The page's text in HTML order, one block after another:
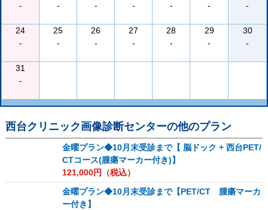
-
-
-
-
-
-
-
24
-
25
-
26
-
27
-
28
-
29
-
30
-
31
-
西台クリニック画像診断センターの他のプラン
金曜プラン◆10月末受診まで【 脳ドック + 西台PET/
CTコース(腫瘍マーカー付き)】
121,000円（税込）
金曜プラン◆10月末受診まで【PET/CT 腫瘍マーカ
ー付き】